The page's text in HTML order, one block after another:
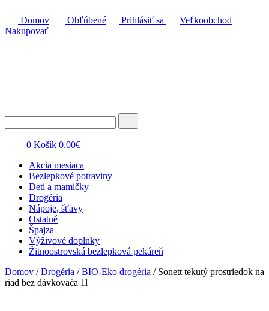
Domov Obľúbené Prihlásiť sa
Veľkoobchod
Nakupovať
0 Košík 0.00€
Akcia mesiaca
Bezlepkové potraviny
Deti a mamičky
Drogéria
Nápoje, šťavy
Ostatné
Špajza
Výživové doplnky
Žitnoostrovská bezlepková pekáreň
Domov /Drogéria /BIO-Eko drogéria / Sonett tekutý prostriedok na
riad bez dávkovača 1l